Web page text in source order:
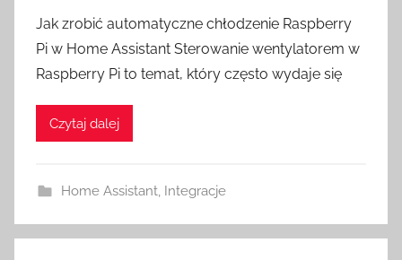
z
e
z
i
Jak zrobić automatyczne chłodzenie Raspberry
Pi w Home Assistant Sterowanie wentylatorem w
Raspberry Pi to temat, który często wydaje się
Czytaj dalej
Home Assistant, Integracje